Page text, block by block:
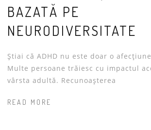
BAZATĂ PE
NEURODIVERSITATE
Știai că ADHD nu este doar o
Multe persoane trăiesc cu impactul
vârsta adultă. Recunoașterea
READ MORE